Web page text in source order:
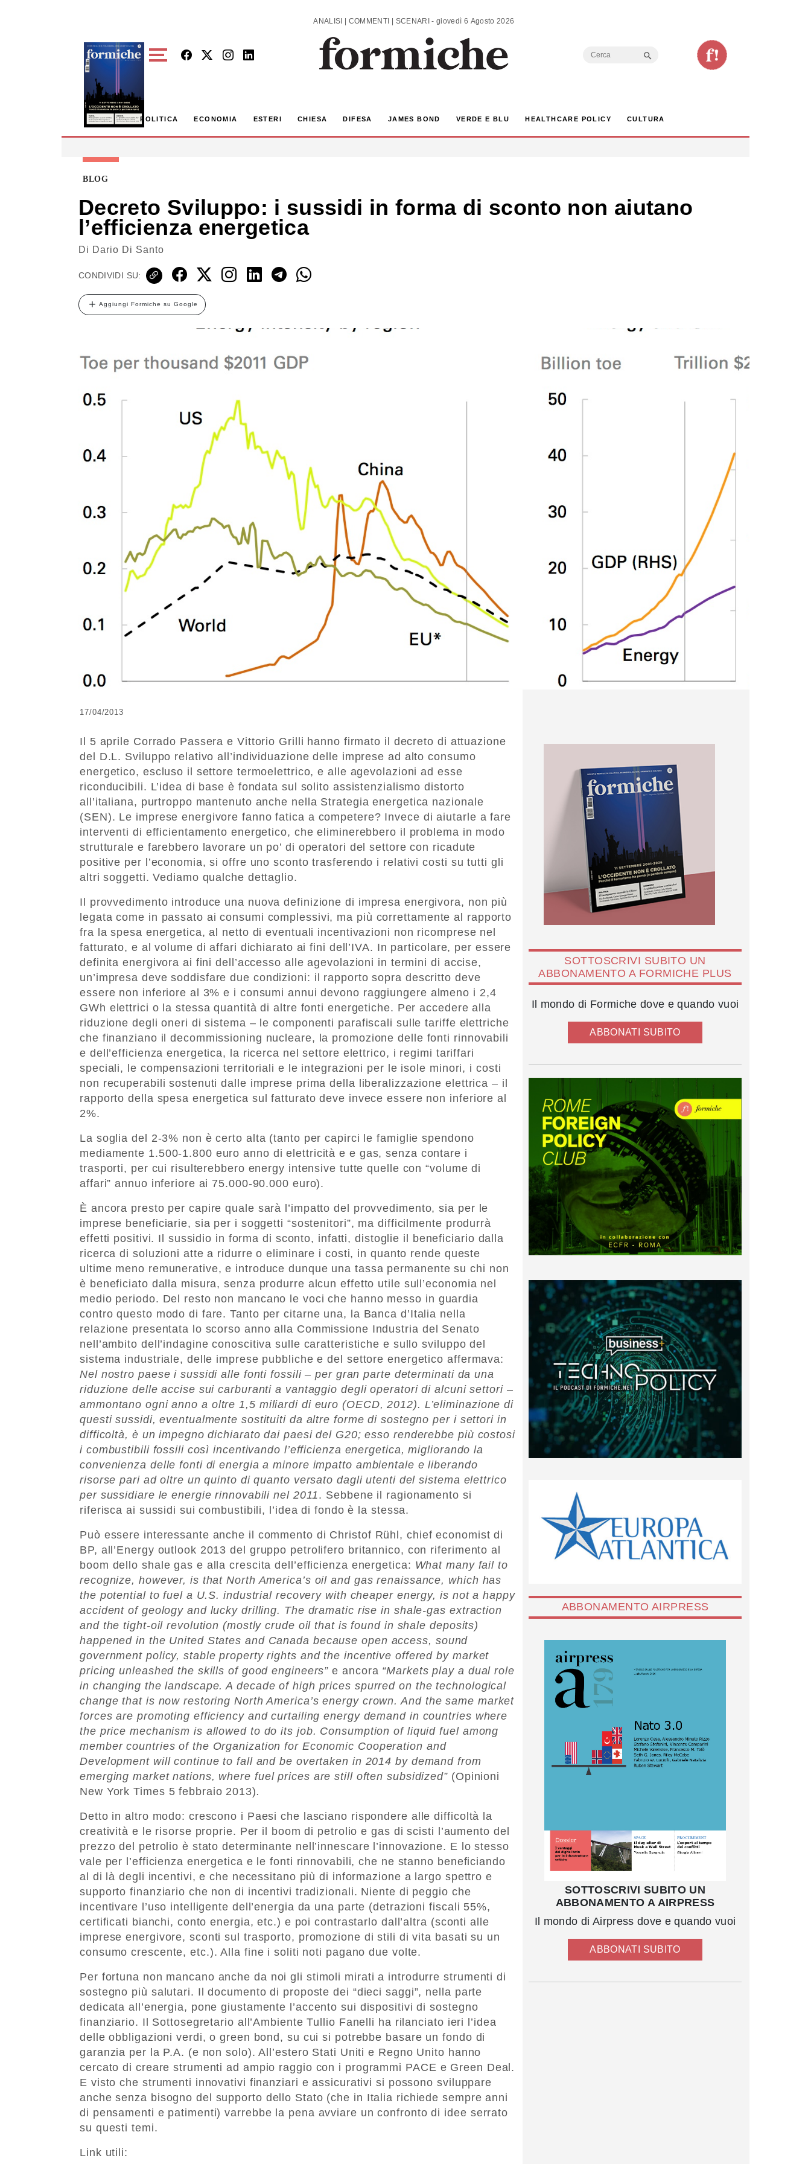
ANALISI | COMMENTI | SCENARI - giovedì 6 Agosto 2026
Search
POLITICA ECONOMIA ESTERI CHIESA DIFESA JAMES BOND VERDE E BLU HEALTHCARE POLICY CULTURA
BLOG
Decreto Sviluppo: i sussidi in forma di sconto non aiutano
l’efficienza energetica
Di Dario Di Santo
CONDIVIDI SU:
Aggiungi Formiche su Google
17/04/2013
Il 5 aprile Corrado Passera e Vittorio Grilli hanno firmato il decreto di attuazione
del D.L. Sviluppo relativo all’individuazione delle imprese ad alto consumo
energetico, escluso il settore termoelettrico, e alle agevolazioni ad esse
riconducibili. L’idea di base è fondata sul solito assistenzialismo distorto
all’italiana, purtroppo mantenuto anche nella Strategia energetica nazionale
(SEN). Le imprese energivore fanno fatica a competere? Invece di aiutarle a fare
interventi di efficientamento energetico, che eliminerebbero il problema in modo
strutturale e farebbero lavorare un po’ di operatori del settore con ricadute
positive per l’economia, si offre uno sconto trasferendo i relativi costi su tutti gli
altri soggetti. Vediamo qualche dettaglio.
Il provvedimento introduce una nuova definizione di impresa energivora, non più
legata come in passato ai consumi complessivi, ma più correttamente al rapporto
fra la spesa energetica, al netto di eventuali incentivazioni non ricomprese nel
fatturato, e al volume di affari dichiarato ai fini dell’IVA. In particolare, per essere
definita energivora ai fini dell’accesso alle agevolazioni in termini di accise,
un’impresa deve soddisfare due condizioni: il rapporto sopra descritto deve
essere non inferiore al 3% e i consumi annui devono raggiungere almeno i 2,4
GWh elettrici o la stessa quantità di altre fonti energetiche. Per accedere alla
riduzione degli oneri di sistema – le componenti parafiscali sulle tariffe elettriche
che finanziano il decommissioning nucleare, la promozione delle fonti rinnovabili
e dell’efficienza energetica, la ricerca nel settore elettrico, i regimi tariffari
speciali, le compensazioni territoriali e le integrazioni per le isole minori, i costi
non recuperabili sostenuti dalle imprese prima della liberalizzazione elettrica – il
rapporto della spesa energetica sul fatturato deve invece essere non inferiore al
2%.
La soglia del 2-3% non è certo alta (tanto per capirci le famiglie spendono
mediamente 1.500-1.800 euro anno di elettricità e e gas, senza contare i
trasporti, per cui risulterebbero energy intensive tutte quelle con “volume di
affari” annuo inferiore ai 75.000-90.000 euro).
È ancora presto per capire quale sarà l’impatto del provvedimento, sia per le
imprese beneficiarie, sia per i soggetti “sostenitori”, ma difficilmente produrrà
effetti positivi. Il sussidio in forma di sconto, infatti, distoglie il beneficiario dalla
ricerca di soluzioni atte a ridurre o eliminare i costi, in quanto rende queste
ultime meno remunerative, e introduce dunque una tassa permanente su chi non
è beneficiato dalla misura, senza produrre alcun effetto utile sull’economia nel
medio periodo. Del resto non mancano le voci che hanno messo in guardia
contro questo modo di fare. Tanto per citarne una, la Banca d’Italia nella
relazione presentata lo scorso anno alla Commissione Industria del Senato
nell’ambito dell’indagine conoscitiva sulle caratteristiche e sullo sviluppo del
sistema industriale, delle imprese pubbliche e del settore energetico affermava:
Nel nostro paese i sussidi alle fonti fossili – per gran parte determinati da una
riduzione delle accise sui carburanti a vantaggio degli operatori di alcuni settori –
ammontano ogni anno a oltre 1,5 miliardi di euro (OECD, 2012). L’eliminazione di
questi sussidi, eventualmente sostituiti da altre forme di sostegno per i settori in
difficoltà, è un impegno dichiarato dai paesi del G20; esso renderebbe più costosi
i combustibili fossili così incentivando l’efficienza energetica, migliorando la
convenienza delle fonti di energia a minore impatto ambientale e liberando
risorse pari ad oltre un quinto di quanto versato dagli utenti del sistema elettrico
per sussidiare le energie rinnovabili nel 2011. Sebbene il ragionamento si
riferisca ai sussidi sui combustibili, l’idea di fondo è la stessa.
Può essere interessante anche il commento di Christof Rühl, chief economist di
BP, all’Energy outlook 2013 del gruppo petrolifero britannico, con riferimento al
boom dello shale gas e alla crescita dell’efficienza energetica: What many fail to
recognize, however, is that North America’s oil and gas renaissance, which has
the potential to fuel a U.S. industrial recovery with cheaper energy, is not a happy
accident of geology and lucky drilling. The dramatic rise in shale-gas extraction
and the tight-oil revolution (mostly crude oil that is found in shale deposits)
happened in the United States and Canada because open access, sound
government policy, stable property rights and the incentive offered by market
pricing unleashed the skills of good engineers” e ancora “Markets play a dual role
in changing the landscape. A decade of high prices spurred on the technological
change that is now restoring North America’s energy crown. And the same market
forces are promoting efficiency and curtailing energy demand in countries where
the price mechanism is allowed to do its job. Consumption of liquid fuel among
member countries of the Organization for Economic Cooperation and
Development will continue to fall and be overtaken in 2014 by demand from
emerging market nations, where fuel prices are still often subsidized” (Opinioni
New York Times 5 febbraio 2013).
Detto in altro modo: crescono i Paesi che lasciano rispondere alle difficoltà la
creatività e le risorse proprie. Per il boom di petrolio e gas di scisti l’aumento del
prezzo del petrolio è stato determinante nell’innescare l’innovazione. E lo stesso
vale per l’efficienza energetica e le fonti rinnovabili, che ne stanno beneficiando
al di là degli incentivi, e che necessitano più di informazione a largo spettro e
supporto finanziario che non di incentivi tradizionali. Niente di peggio che
incentivare l’uso intelligente dell’energia da una parte (detrazioni fiscali 55%,
certificati bianchi, conto energia, etc.) e poi contrastarlo dall’altra (sconti alle
imprese energivore, sconti sul trasporto, promozione di stili di vita basati su un
consumo crescente, etc.). Alla fine i soliti noti pagano due volte.
Per fortuna non mancano anche da noi gli stimoli mirati a introdurre strumenti di
sostegno più salutari. Il documento di proposte dei “dieci saggi”, nella parte
dedicata all’energia, pone giustamente l’accento sui dispositivi di sostegno
finanziario. Il Sottosegretario all’Ambiente Tullio Fanelli ha rilanciato ieri l’idea
delle obbligazioni verdi, o green bond, su cui si potrebbe basare un fondo di
garanzia per la P.A. (e non solo). All’estero Stati Uniti e Regno Unito hanno
cercato di creare strumenti ad ampio raggio con i programmi PACE e Green Deal.
E visto che strumenti innovativi finanziari e assicurativi si possono sviluppare
anche senza bisogno del supporto dello Stato (che in Italia richiede sempre anni
di pensamenti e patimenti) varrebbe la pena avviare un confronto di idee serrato
su questi temi.
Link utili:
SOTTOSCRIVI SUBITO UN
ABBONAMENTO A FORMICHE PLUS
Il mondo di Formiche dove e quando vuoi
ABBONATI SUBITO
ABBONAMENTO AIRPRESS
SOTTOSCRIVI SUBITO UN
ABBONAMENTO A AIRPRESS
Il mondo di Airpress dove e quando vuoi
ABBONATI SUBITO